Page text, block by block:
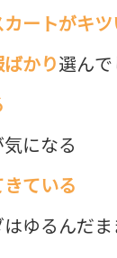
ートがキ
かり選んで
になる
ている
ゆるんだま